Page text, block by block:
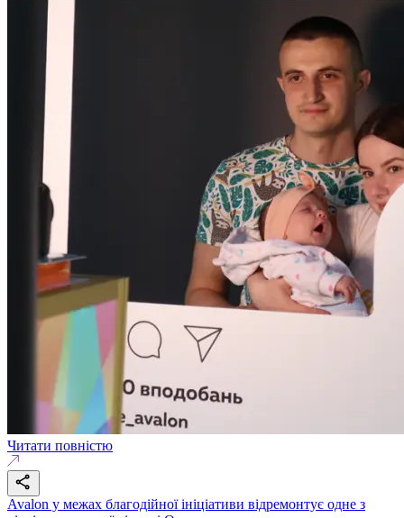
Читати повністю
Avalon у межах благодійної ініціативи відремонтує одне з